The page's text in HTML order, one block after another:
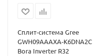
Сплит-система Gree
GWH09AAAXA-K6DNA2C
Bora Inverter R32